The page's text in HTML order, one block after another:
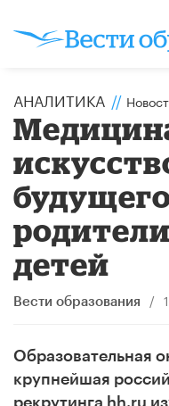
АНАЛИТИКА //
детей
Вести образования /
Образовательная
крупнейшая
рекрутинга hh.ru